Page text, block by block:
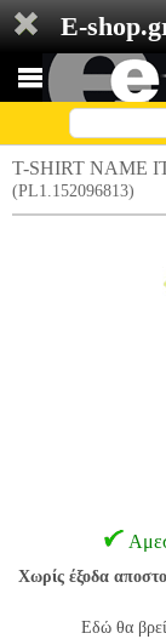
E-
T-SHIRT NAME
(PL1.152096813)
Χωρίς έξοδα
Εδώ θα